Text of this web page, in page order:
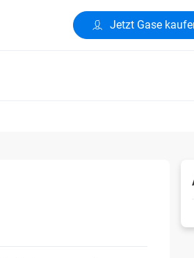
Jetzt Gase